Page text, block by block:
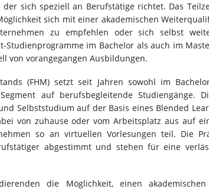
sich speziell an Berufstätige richtet. Das
sich mit einer akademischen
zu empfehlen oder sich selbst
Studienprogramme im Bachelor als auch im
von vorangegangen Ausbildungen.
(FHM) setzt seit Jahren sowohl im
auf berufsbegleitende Studiengänge.
Selbststudium auf der Basis eines Blended
von zuhause oder vom Arbeitsplatz aus auf
so an virtuellen Vorlesungen teil. Die
abgestimmt und stehen für eine
die Möglichkeit, einen